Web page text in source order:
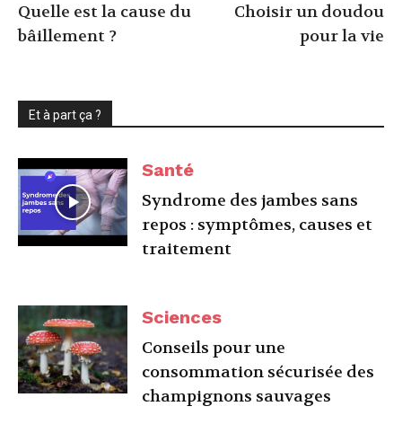
Quelle est la cause du
bâillement ?
Choisir un doudou
pour la vie
Et à part ça ?
Santé
Syndrome des jambes sans
repos : symptômes, causes et
traitement
Sciences
Conseils pour une
consommation sécurisée des
champignons sauvages